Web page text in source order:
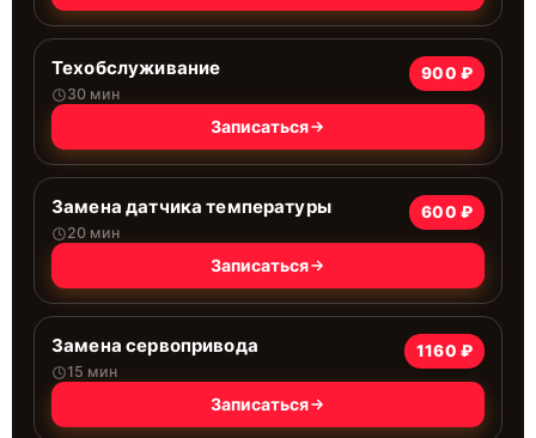
Техобслуживание
30 мин
900 ₽
Записаться
Замена датчика температуры
20 мин
600 ₽
Записаться
Замена сервопривода
15 мин
1160 ₽
Записаться